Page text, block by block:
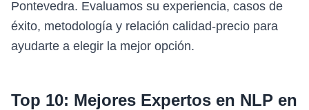
Pontevedra. Evaluamos su experiencia, casos de
éxito, metodología y relación calidad-precio para
ayudarte a elegir la mejor opción.
Top 10: Mejores Expertos en NLP en